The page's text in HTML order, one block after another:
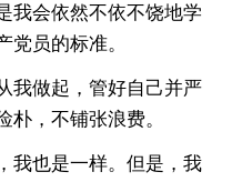
我会依然不依不饶地学
党员的标准。
我做起，管好自己并严
朴，不铺张浪费。
我也是一样。但是，我